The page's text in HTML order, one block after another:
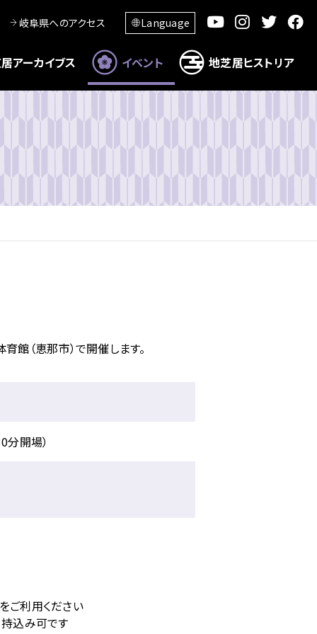
岐阜県へのアクセス Language
アーカイブス イベント 地芝居ヒストリア
館（恵那市）で開催します。
開場）
ご利用ください
持込み可です